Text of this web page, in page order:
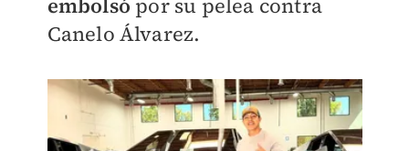
Canelo Álvarez.